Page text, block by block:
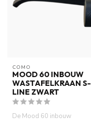
COMO
MOOD 60 INBOUW
WASTAFELKRAAN S-
LINE ZWART
De Mood 60 inbouw